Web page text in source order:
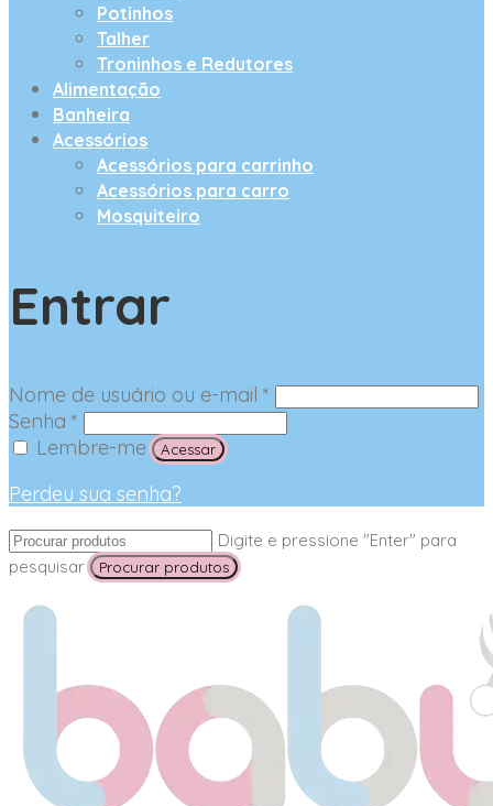
Potinhos
Talher
Troninhos e Redutores
Alimentação
Banheira
Acessórios
Acessórios para carrinho
Acessórios para carro
Mosquiteiro
Entrar
Nome de usuário ou e-mail *
Senha *
Lembre-me
Acessar
Perdeu sua senha?
Digite e pressione "Enter" para
pesquisar